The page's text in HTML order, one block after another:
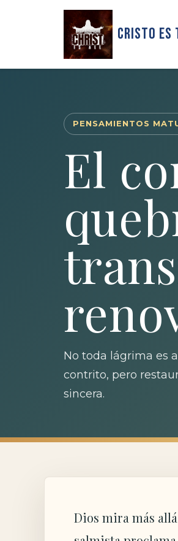
Cristo Es
PENSAMIENTOS
El
No toda lágrima es
contrito, pero
sincera.
Dios mira más